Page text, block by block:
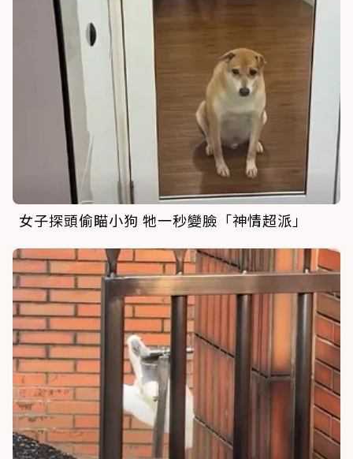
女子探頭偷瞄小狗 牠一秒變臉「神情超派」